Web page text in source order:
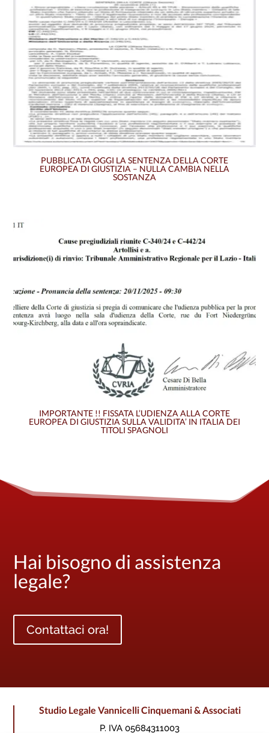
PUBBLICATA OGGI LA SENTENZA DELLA CORTE
EUROPEA DI GIUSTIZIA – NULLA CAMBIA NELLA
SOSTANZA
IMPORTANTE !! FISSATA L’UDIENZA ALLA CORTE
EUROPEA DI GIUSTIZIA SULLA VALIDITA’ IN ITALIA DEI
TITOLI SPAGNOLI
Hai bisogno di assistenza
legale?
Contattaci ora!
Studio Legale Vannicelli Cinquemani & Associati
P. IVA 05684311003